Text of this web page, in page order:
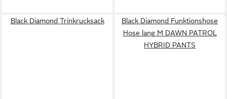
Black Diamond Trinkrucksack
Black Diamond Funktionshose
Hose lang M DAWN PATROL
HYBRID PANTS